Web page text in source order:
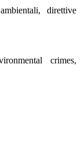
direttive
crimes,